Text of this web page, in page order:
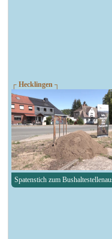
┌ Hecklingen ┐
Spatenstich zum